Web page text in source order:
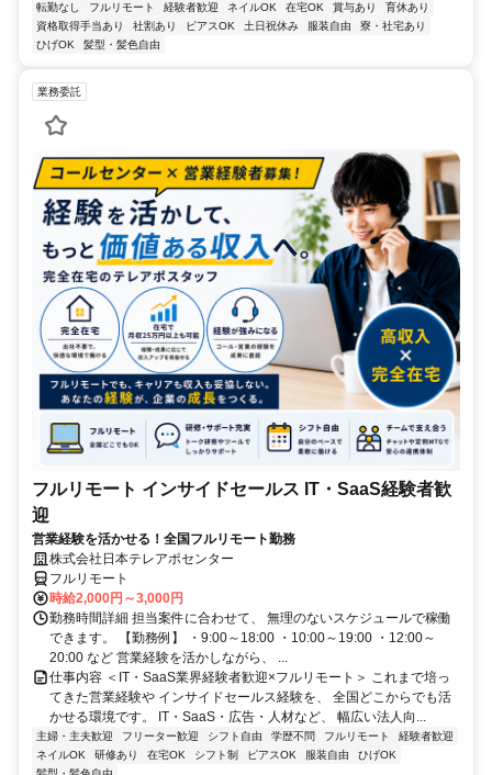
転勤なし
フルリモート 経験者歓迎 ネイルOK 在宅OK 賞与あり
育休あり
資格取得手当あり
社割あり ピアスOK 土日祝休み 服装自由
寮・社宅あり
ひげOK
髪型・髪色自由
業務委託
フルリモート インサイドセールス IT・SaaS経験者歓
迎
営業経験を活かせる！全国フルリモート勤務
株式会社日本テレアポセンター
フルリモート
時給2,000円～3,000円
勤務時間詳細 担当案件に合わせて、 無理のないスケジュールで稼働
できます。 【勤務例】 ・9:00～18:00 ・10:00～19:00 ・12:00～
20:00 など 営業経験を活かしながら、 ...
仕事内容 ＜IT・SaaS業界経験者歓迎×フルリモート＞ これまで培っ
てきた営業経験や インサイドセールス経験を、 全国どこからでも活
かせる環境です。 IT・SaaS・広告・人材など、 幅広い法人向...
主婦・主夫歓迎 フリーター歓迎 シフト自由 学歴不問 フルリモート
経験者歓迎
ネイルOK
研修あり 在宅OK シフト制 ピアスOK 服装自由
ひげOK